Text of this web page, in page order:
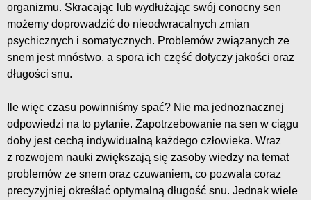
organizmu. Skracając lub wydłużając swój conocny sen
możemy doprowadzić do nieodwracalnych zmian
psychicznych i somatycznych. Problemów związanych ze
snem jest mnóstwo, a spora ich część dotyczy jakości oraz
długości snu.
Ile więc czasu powinniśmy spać? Nie ma jednoznacznej
odpowiedzi na to pytanie. Zapotrzebowanie na sen w ciągu
doby jest cechą indywidualną każdego człowieka. Wraz
z rozwojem nauki zwiększają się zasoby wiedzy na temat
problemów ze snem oraz czuwaniem, co pozwala coraz
precyzyjniej określać optymalną długość snu. Jednak wiele